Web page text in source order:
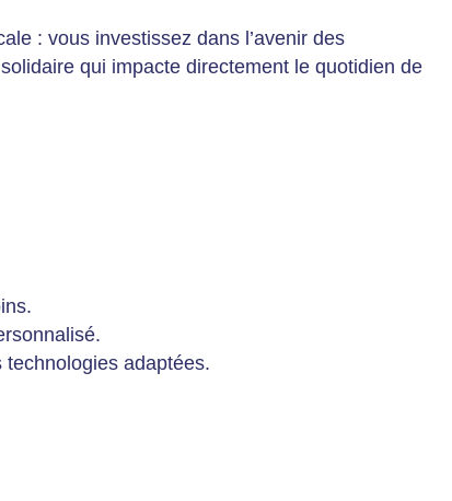
: vous investissez dans l’avenir des
qui impacte directement le quotidien de
adaptées.